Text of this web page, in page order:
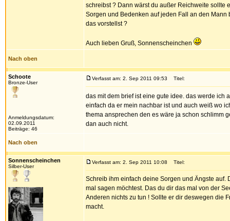
schreibst ? Dann wärst du außer Reichweite sollte
Sorgen und Bedenken auf jeden Fall an den
das vorstellst ?
Auch lieben Gruß, Sonnenscheinchen
Nach oben
Schoote
Bronze-User
Anmeldungsdatum:
02.09.2011
Beiträge: 46
Verfasst am: 2. Sep 2011 09:53 Titel:
das mit dem brief ist eine gute idee. das werde ich
einfach da er mein nachbar ist und auch weiß wo
thema ansprechen den es wäre ja schon schlimm
dan auch nicht.
Nach oben
Sonnenscheinchen
Silber-User
Verfasst am: 2. Sep 2011 10:08 Titel:
Schreib ihm einfach deine Sorgen und Ängste
mal sagen möchtest. Das du dir das mal von der
Anderen nichts zu tun ! Sollte er dir deswegen die
macht.